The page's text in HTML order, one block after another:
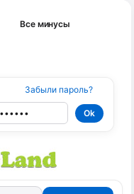
Все минусы
Забыли пароль?